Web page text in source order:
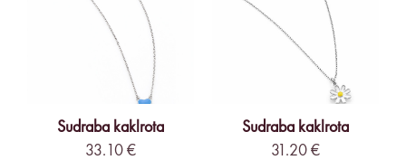
Sudraba kaklrota
33.10 €
Sudraba kaklrota
31.20 €